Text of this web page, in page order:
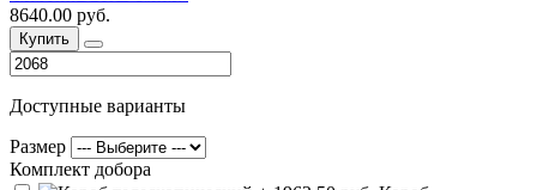
8640.00 руб.
Купить
Доступные варианты
Размер
Комплект добора